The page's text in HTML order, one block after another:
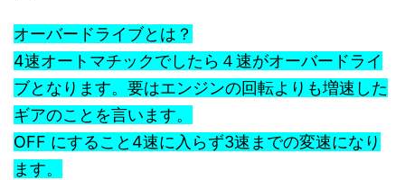
オーバードライブとは？
4速オートマチックでしたら４速がオーバードライ
ブとなります。要はエンジンの回転よりも増速した
ギアのことを言います。
OFF にすること4速に入らず3速までの変速になり
ます。